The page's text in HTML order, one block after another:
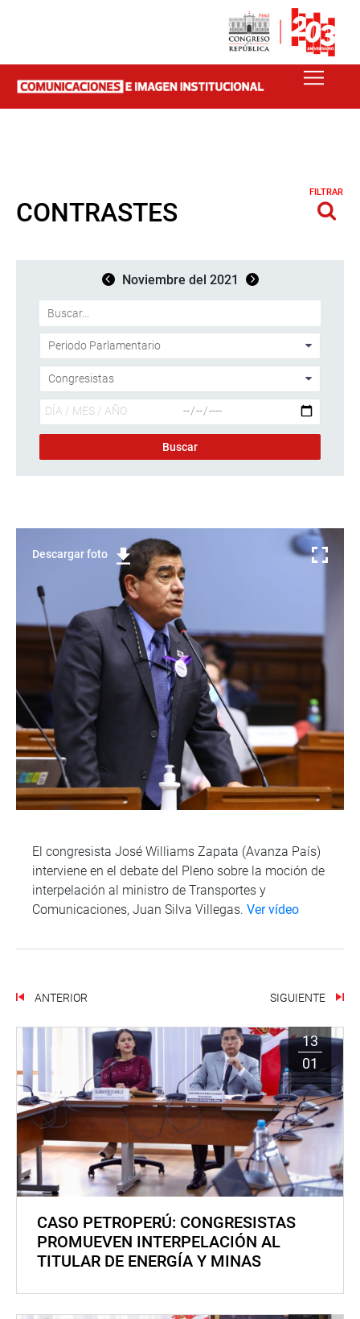
CONTRASTES
FILTRAR
Noviembre del 2021
Descargar foto
El congresista José Williams Zapata (Avanza País)
interviene en el debate del Pleno sobre la moción de
interpelación al ministro de Transportes y
Comunicaciones, Juan Silva Villegas. Ver vídeo
ANTERIOR SIGUIENTE
13
01
CASO PETROPERÚ: CONGRESISTAS
PROMUEVEN INTERPELACIÓN AL
TITULAR DE ENERGÍA Y MINAS